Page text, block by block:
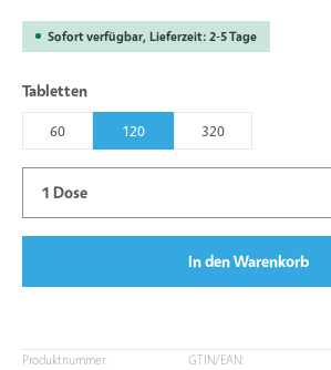
Sofort verfügbar, Lieferzeit: 2-5 Tage
Tablettenauswählen
60 120 320
Produkt Anzahl: Gib den
In den Warenkorb
Produktnummer: GTIN/EAN: